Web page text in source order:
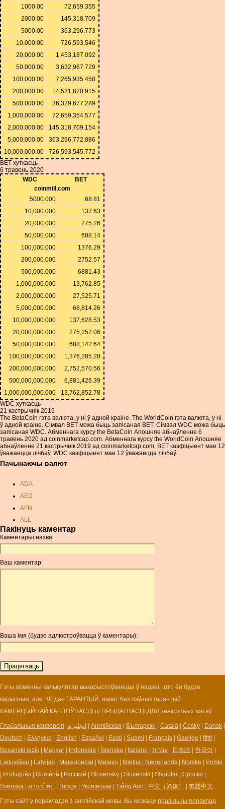
1000.00
72,659.355
2000.00
145,318.709
5000.00
363,296.773
10,000.00
726,593.546
20,000.00
1,453,187.092
50,000.00
3,632,967.729
100,000.00
7,265,935.458
200,000.00
14,531,870.915
500,000.00
36,329,677.289
1,000,000.00
72,659,354.577
2,000,000.00
145,318,709.154
5,000,000.00
363,296,772.886
10,000,000.00
726,593,545.772
BET хуткасць
6 травень 2020
WDC
BET
coinmill.com
5000.000
68.81
10,000.000
137.63
20,000.000
275.26
50,000.000
688.14
100,000.000
1376.29
200,000.000
2752.57
500,000.000
6881.43
1,000,000.000
13,762.85
2,000,000.000
27,525.71
5,000,000.000
68,814.26
10,000,000.000
137,628.53
20,000,000.000
275,257.06
50,000,000.000
688,142.64
100,000,000.000
1,376,285.28
200,000,000.000
2,752,570.56
500,000,000.000
6,881,426.39
1,000,000,000.000
13,762,852.78
WDC хуткасць
21 кастрычнік 2019
The BetaCoin гэта валюта, у ні ў адной краіне. The WorldCoin гэта валюта, у ні
ў адной краіне. Сімвал BET можа быць запісаная BET. Сімвал WDC можа быць
запісаная WDC. Абменнага курсу the BetaCoin Апошняе абнаўленне 6
травень 2020 ад coinmarketcap.com. Абменнага курсу the WorldCoin Апошняе
абнаўленне 21 кастрычнік 2019 ад coinmarketcap.com. BET каэфіцыент мае 12
ўважаецца лічбаў. WDC каэфіцыент мае 12 ўважаецца лічбаў.
Пачынаючы валют
ADA
AED
AFN
ALL
AMD
ANC
ANG
AOA
AUR
AWG
BAM
BBD
BCH
BCN
BDT
BGN
BIF
BND
Пакінуць каментар
Каментарыі назва:
Ваш каментар:
Ваша імя (будзе адлюстроўвацца ў каментары):
Гэты абменны калькулятар выкарыстоўваецца ў надзеі, што ён будзе
карысным, але НЕ дае ГАРАНТЫЙ, нават без пэўных гарантый
КАМЕРЦЫЙНАЙ КАШТОЎНАСЦІ ці ПРЫДАТНАСЦІ ДЛЯ канкрэтных мэтаў.
Глабальныя канверсія: انجليزية | Англійская | Български | Català | Český | Dansk |
Deutsch | Ελληνικά | English | Español | Eesti | Suomi | Français | Gaeilge | हिंदी |
Bosanski jezik | Magyar | Indonesia | Íslenska | Italiano | עברית | 日本語 | 한국어 |
Lietuviškai | Latvijas | Македонски | Melayu | Maltija | Nederlands | Norske | Polski
| Português | Română | Русский | Slovensky | Slovenski | Shqiptar | Српски |
Svenska | ภาษาไทย | Türkçe | Українська | Tiếng Anh | 中文（简体） | 繁體中文
Гэты сайт у перакладзе з англійскай мовы. Вы можаце правільны пераклад